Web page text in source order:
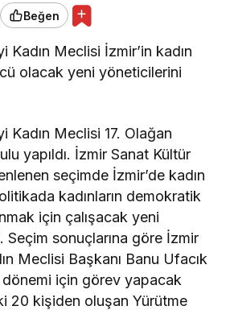
Beğen
Kadın Meclisi İzmir’in kadın
olacak yeni yöneticilerini
Kadın Meclisi 17. Olağan
yapıldı. İzmir Sanat Kültür
seçimde İzmir’de kadın
kadınların demokratik
için çalışacak yeni
sonuçlarına göre İzmir
Meclisi Başkanı Banu Ufacık
için görev yapacak
20 kişiden oluşan Yürütme